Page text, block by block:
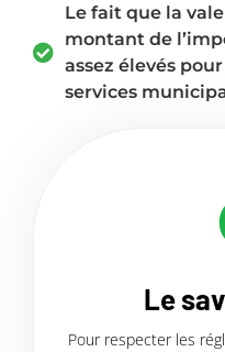
Le fait que la
montant de
assez élevés
services
Le
Pour respecter les